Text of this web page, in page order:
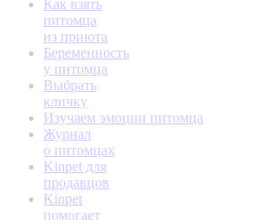
Как взять
питомца
из приюта
Беременность
у питомца
Выбрать
кличку
Изучаем эмоции питомца
Журнал
о питомцах
Kinpet для
продавцов
Kinpet
помогает